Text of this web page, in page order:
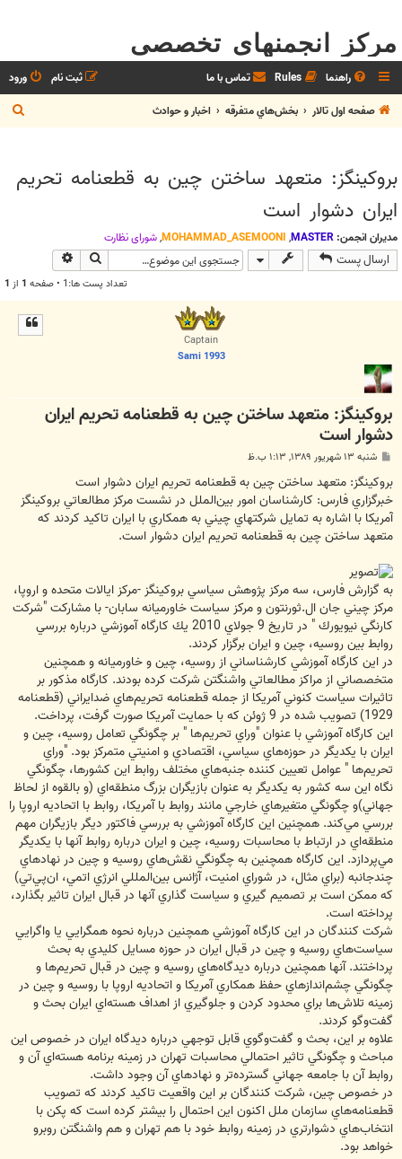
مرکز انجمنهای تخصصی
راهنما Rules تماس با ما ورود
ثبت نام
صفحه اول تالار
بخش‌‌هاي متفرقه اخبار و حوادث
س
بروكينگز: متعهد ساختن چين به قطعنامه تحريم
ايران دشوار است
مدیران انجمن: MASTER
,
MOHAMMAD_ASEMOONI
,شوراي نظارت
ارسال پست جستجو
تعداد پست ها:1 • صفحه 1 از 1
Captain
Sami 1993
بروكينگز: متعهد ساختن چين به قطعنامه تحريم ايران
دشوار است
ت
شنبه ۱۳ شهریور ۱۳۸۹, ۱:۱۳ ب.ظ
بروكينگز: متعهد ساختن چين به قطعنامه تحريم ايران دشوار است
خبرگزاري فارس: كارشناسان امور بين‌الملل در نشست مركز مطالعاتي بروكينگز
آمريكا با اشاره به تمايل شركتهاي چيني به همكاري با ايران تاكيد كردند كه
متعهد ساختن چين به قطعنامه تحريم ايران دشوار است.
به گزارش فارس، سه مركز پژوهش سياسي بروكينگز -مركز ايالات متحده و اروپا،
مركز چيني جان ال.ثورنتون و مركز سياست خاورميانه سابان- با مشاركت "شركت
كارنگي نيويورك " در تاريخ 9 جولاي 2010 يك كارگاه آموزشي درباره بررسي
روابط بين روسيه،‌ چين و ايران برگزار كردند.
در اين كارگاه آموزشي كارشناساني از روسيه، چين و خاورميانه و همچنين
متخصصاني از مراكز مطالعاتي واشنگتن شركت كرده بودند. كارگاه مذكور بر
تاثيرات سياست كنوني آمريكا از جمله قطعنامه تحريم‌هاي ضدايراني (قطعنامه
1929) تصويب شده در 9 ژوئن كه با حمايت آمريكا صورت گرفت، پرداخت.
اين كارگاه آموزشي با عنوان "وراي تحريم‌ها " بر چگونگي تعامل روسيه، چين و
ايران با يكديگر در حوزه‌هاي سياسي، اقتصادي و امنيتي متمركز بود. "وراي
تحريم‌ها " عوامل تعيين كننده جنبه‌هاي مختلف روابط اين كشورها، چگونگي
نگاه اين سه كشور به يكديگر به عنوان بازيگران بزرگ منطقه‌اي (و بالقوه از لحاظ
جهاني)و چگونگي متغيرهاي خارجي مانند روابط با آمريكا، روابط با اتحاديه اروپا را
بررسي مي‌كند. همچنين اين كارگاه آموزشي به بررسي فاكتور ديگر بازيگران مهم
منطقه‌اي در ارتباط با محاسبات روسيه، چين و ايران درباره روابط آنها با يكديگر
مي‌پردازد. اين كارگاه همچنين به چگونگي نقش‌هاي روسيه و چين در نهادهاي
چندجانبه (براي مثال، در شوراي امنيت، آژانس بين‌المللي انرژي اتمي، ان‌پي‌تي)
كه ممكن است بر تصميم گيري و سياست گذاري آنها در قبال ايران تاثير بگذارد،
پرداخته است.
شركت كنندگان در اين كارگاه آموزشي همچنين درباره نحوه همگرايي يا واگرايي
سياست‌هاي روسيه و چين در قبال ايران در حوزه مسايل كليدي به بحث
پرداختند. آنها همچنين درباره ديدگا‌ه‌هاي روسيه و چين در قبال تحريم‌ها و
چگونگي چشم‌اندازهاي حفظ همكاري آمريكا و اتحاديه اروپا با روسيه و چين در
زمينه تلاش‌ها براي محدود كردن و جلوگيري از اهداف هسته‌اي ايران بحث و
گفت‌وگو كردند.
علاوه بر اين، بحث و گفت‌وگوي قابل توجهي درباره ديدگاه ايران در خصوص اين
مباحث و چگونگي تاثير احتمالي محاسبات تهران در زمينه برنامه هسته‌اي آن و
روابط آن با جامعه جهاني گسترده‌تر و نهادهاي آن وجود داشت.
در خصوص چين، شركت كنندگان بر اين واقعيت تاكيد كردند كه تصويب
قطعنامه‌هاي سازمان ملل اكنون اين احتمال را بيشتر كرده است كه پكن با
انتخاب‌هاي دشوارتري در زمينه روابط خود با هم تهران و هم واشنگتن روبرو
خواهد بود.